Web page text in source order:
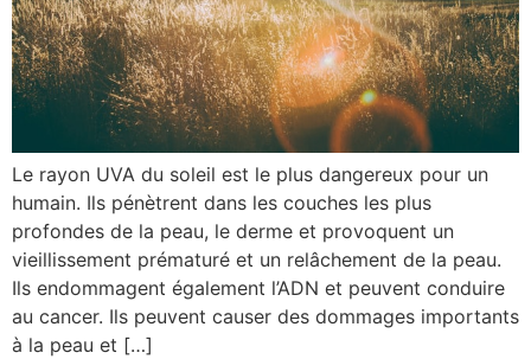
Le rayon UVA du soleil est le plus dangereux pour un
humain. Ils pénètrent dans les couches les plus
profondes de la peau, le derme et provoquent un
vieillissement prématuré et un relâchement de la peau.
Ils endommagent également l’ADN et peuvent conduire
au cancer. Ils peuvent causer des dommages importants
à la peau et […]